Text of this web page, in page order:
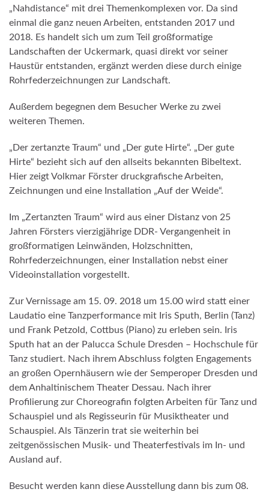
„Nahdistance“ mit drei Themenkomplexen vor. Da sind
einmal die ganz neuen Arbeiten, entstanden 2017 und
2018. Es handelt sich um zum Teil großformatige
Landschaften der Uckermark, quasi direkt vor seiner
Haustür entstanden, ergänzt werden diese durch einige
Rohrfederzeichnungen zur Landschaft.
Außerdem begegnen dem Besucher Werke zu zwei
weiteren Themen.
„Der zertanzte Traum“ und „Der gute Hirte“. „Der gute
Hirte“ bezieht sich auf den allseits bekannten Bibeltext.
Hier zeigt Volkmar Förster druckgrafische Arbeiten,
Zeichnungen und eine Installation „Auf der Weide“.
Im „Zertanzten Traum“ wird aus einer Distanz von 25
Jahren Försters vierzigjährige DDR- Vergangenheit in
großformatigen Leinwänden, Holzschnitten,
Rohrfederzeichnungen, einer Installation nebst einer
Videoinstallation vorgestellt.
Zur Vernissage am 15. 09. 2018 um 15.00 wird statt einer
Laudatio eine Tanzperformance mit Iris Sputh, Berlin (Tanz)
und Frank Petzold, Cottbus (Piano) zu erleben sein. Iris
Sputh hat an der Palucca Schule Dresden – Hochschule für
Tanz studiert. Nach ihrem Abschluss folgten Engagements
an großen Opernhäusern wie der Semperoper Dresden und
dem Anhaltinischem Theater Dessau. Nach ihrer
Profilierung zur Choreografin folgten Arbeiten für Tanz und
Schauspiel und als Regisseurin für Musiktheater und
Schauspiel. Als Tänzerin trat sie weiterhin bei
zeitgenössischen Musik- und Theaterfestivals im In- und
Ausland auf.
Besucht werden kann diese Ausstellung dann bis zum 08.